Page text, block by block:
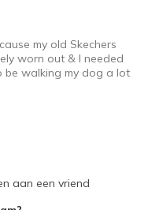
my old Skechers
worn out & I needed
be walking my dog a lot
aan een vriend